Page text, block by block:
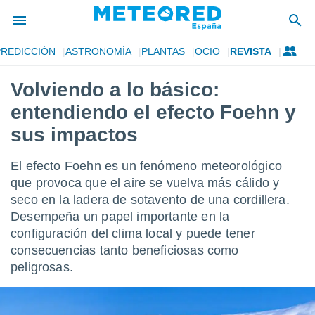
de
por
la
calidad.
a este
las
y
forma
ASTRONOMÍA PLANTAS OCIO REVISTA
Volviendo a lo básico:
entendiendo el efecto Foehn y
sus impactos
El efecto Foehn es un fenómeno meteorológico
que provoca que el aire se vuelva más cálido y
seco en la ladera de sotavento de una cordillera.
Desempeña un papel importante en la
configuración del clima local y puede tener
consecuencias tanto beneficiosas como
peligrosas.